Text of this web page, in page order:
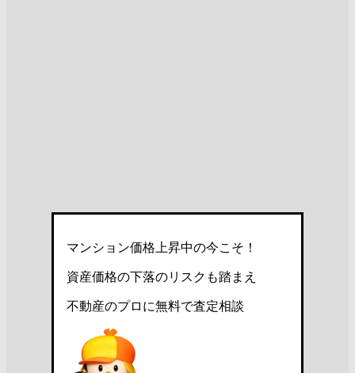
マンション価格上昇中の今こそ！
資産価格の下落のリスクも踏まえ
不動産のプロに無料で査定相談